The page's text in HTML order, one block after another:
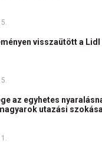
visszaütött a
az egyhetes
utazási